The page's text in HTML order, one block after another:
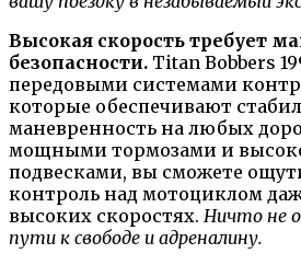
Высокая скорость требует
безопасности. Titan Bobbers
передовыми системами
которые обеспечивают
маневренность на любых
мощными тормозами и
подвесками, вы сможете
контроль над мотоциклом
высоких скоростях. Ничто не
пути к свободе и адреналину.